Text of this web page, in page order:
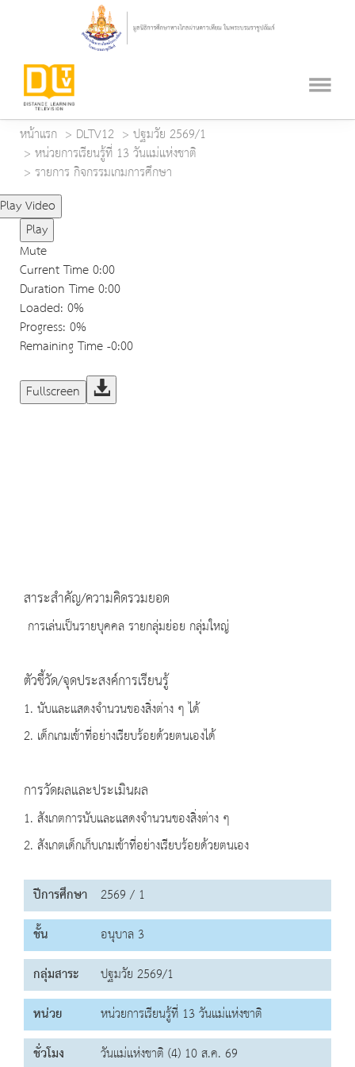
หน้าแรก DLTV12
ปฐมวัย 2569/1
หน่วยการเรียนรู้ที่ 13 วันแม่แห่งชาติ
รายการ กิจกรรมเกมการศึกษา
Play Video
Play
Mute
Current Time0:00
Duration Time0:00
Loaded: 0%
Progress: 0%
Remaining Time-0:00
Fullscreen
สาระสำคัญ/ความคิดรวมยอด
การเล่นเป็นรายบุคคล รายกลุ่มย่อย กลุ่มใหญ่
ตัวชี้วัด/จุดประสงค์การเรียนรู้
1. นับและแสดงจำนวนของสิ่งต่าง ๆ ได้
2. เด็กเกมเข้าที่อย่างเรียบร้อยด้วยตนเองได้
การวัดผลและประเมินผล
1. สังเกตการนับและแสดงจำนวนของสิ่งต่าง ๆ
2. สังเกตเด็กเก็บเกมเข้าที่อย่างเรียบร้อยด้วยตนเอง
ปีการศึกษา 2569 / 1
ชั้น
อนุบาล 3
กลุ่มสาระ
ปฐมวัย 2569/1
หน่วย
หน่วยการเรียนรู้ที่ 13 วันแม่แห่งชาติ
ชั่วโมง
วันแม่แห่งชาติ (4) 10 ส.ค. 69